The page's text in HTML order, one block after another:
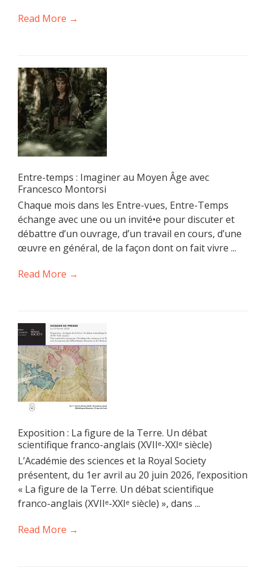
Read More →
Entre-temps : Imaginer au Moyen Âge avec
Francesco Montorsi
Chaque mois dans les Entre-vues, Entre-Temps
échange avec une ou un invité•e pour discuter et
débattre d’un ouvrage, d’un travail en cours, d’une
œuvre en général, de la façon dont on fait vivre ...
Read More →
Exposition : La figure de la Terre. Un débat
scientifique franco-anglais (XVIIᵉ-XXIᵉ siècle)
L’Académie des sciences et la Royal Society
présentent, du 1er avril au 20 juin 2026, l’exposition
« La figure de la Terre. Un débat scientifique
franco-anglais (XVIIᵉ-XXIᵉ siècle) », dans ...
Read More →